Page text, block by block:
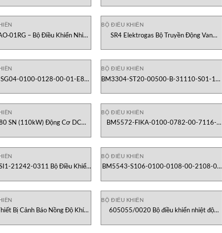
– Bộ Điều Khiển Nhiệt
BỘ ĐIỀU KHIỂN
SR4 Elektrogas Bộ Truyền Động Van
0100-0128-00-01-E80
Nam
BỘ ĐIỀU KHIỂN
BM3304-ST20-00500-B-31110-S01-11-
Việt Nam
SN (110kW) Động Cơ DC
BỘ ĐIỀU KHIỂN
BM5572-FIKA-0100-0782-00-7116-
Nam
21242-0311 Bộ Điều Khiển
BỘ ĐIỀU KHIỂN
BM5543-S106-0100-0108-00-2108-01
Bị Cảnh Báo Nồng Độ Khí
BỘ ĐIỀU KHIỂN
605055/0020 Bộ điều khiển nhiệt độ